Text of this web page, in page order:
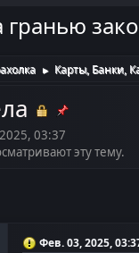
гранью
► Карты, Банки,
03:37
эту тему.
Фев. 03, 2025,